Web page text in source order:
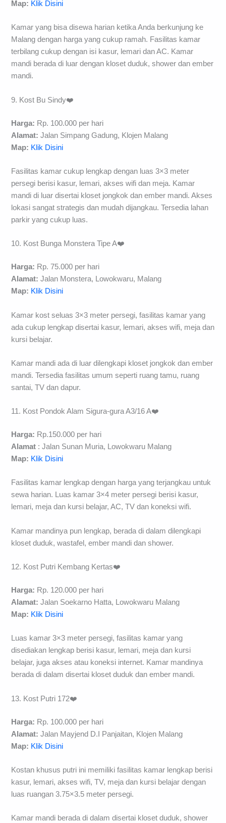
Map: Klik Disini
Kamar yang bisa disewa harian ketika Anda berkunjung ke
Malang dengan harga yang cukup ramah. Fasilitas kamar
terbilang cukup dengan isi kasur, lemari dan AC. Kamar
mandi berada di luar dengan kloset duduk, shower dan ember
mandi.
9. Kost Bu Sindy❤️
Harga: Rp. 100.000 per hari
Alamat: Jalan Simpang Gadung, Klojen Malang
Map: Klik Disini
Fasilitas kamar cukup lengkap dengan luas 3×3 meter
persegi berisi kasur, lemari, akses wifi dan meja. Kamar
mandi di luar disertai kloset jongkok dan ember mandi. Akses
lokasi sangat strategis dan mudah dijangkau. Tersedia lahan
parkir yang cukup luas.
10. Kost Bunga Monstera Tipe A❤️
Harga: Rp. 75.000 per hari
Alamat: Jalan Monstera, Lowokwaru, Malang
Map: Klik Disini
Kamar kost seluas 3×3 meter persegi, fasilitas kamar yang
ada cukup lengkap disertai kasur, lemari, akses wifi, meja dan
kursi belajar.
Kamar mandi ada di luar dilengkapi kloset jongkok dan ember
mandi. Tersedia fasilitas umum seperti ruang tamu, ruang
santai, TV dan dapur.
11. Kost Pondok Alam Sigura-gura A3/16 A❤️
Harga: Rp.150.000 per hari
Alamat : Jalan Sunan Muria, Lowokwaru Malang
Map: Klik Disini
Fasilitas kamar lengkap dengan harga yang terjangkau untuk
sewa harian. Luas kamar 3×4 meter persegi berisi kasur,
lemari, meja dan kursi belajar, AC, TV dan koneksi wifi.
Kamar mandinya pun lengkap, berada di dalam dilengkapi
kloset duduk, wastafel, ember mandi dan shower.
12. Kost Putri Kembang Kertas❤️
Harga: Rp. 120.000 per hari
Alamat: Jalan Soekarno Hatta, Lowokwaru Malang
Map: Klik Disini
Luas kamar 3×3 meter persegi, fasilitas kamar yang
disediakan lengkap berisi kasur, lemari, meja dan kursi
belajar, juga akses atau koneksi internet. Kamar mandinya
berada di dalam disertai kloset duduk dan ember mandi.
13. Kost Putri 172❤️
Harga: Rp. 100.000 per hari
Alamat: Jalan Mayjend D.I Panjaitan, Klojen Malang
Map: Klik Disini
Kostan khusus putri ini memiliki fasilitas kamar lengkap berisi
kasur, lemari, akses wifi, TV, meja dan kursi belajar dengan
luas ruangan 3.75×3.5 meter persegi.
Kamar mandi berada di dalam disertai kloset duduk, shower